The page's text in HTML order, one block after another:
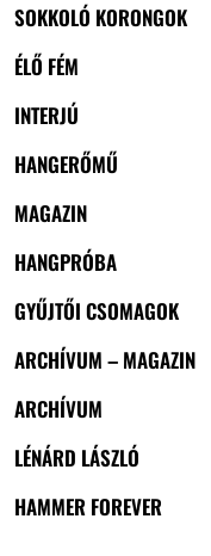
SOKKOLÓ KORONGOK
ÉLŐ FÉM
INTERJÚ
HANGERŐMŰ
MAGAZIN
HANGPRÓBA
GYŰJTŐI CSOMAGOK
ARCHÍVUM – MAGAZIN
ARCHÍVUM
LÉNÁRD LÁSZLÓ
HAMMER FOREVER